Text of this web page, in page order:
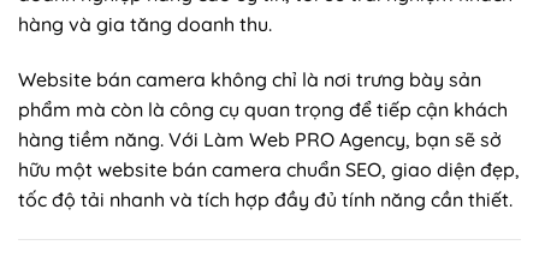
hàng và gia tăng doanh thu.
Website bán camera không chỉ là nơi trưng bày sản
phẩm mà còn là công cụ quan trọng để tiếp cận khách
hàng tiềm năng. Với Làm Web PRO Agency, bạn sẽ sở
hữu một website bán camera chuẩn SEO, giao diện đẹp,
tốc độ tải nhanh và tích hợp đầy đủ tính năng cần thiết.